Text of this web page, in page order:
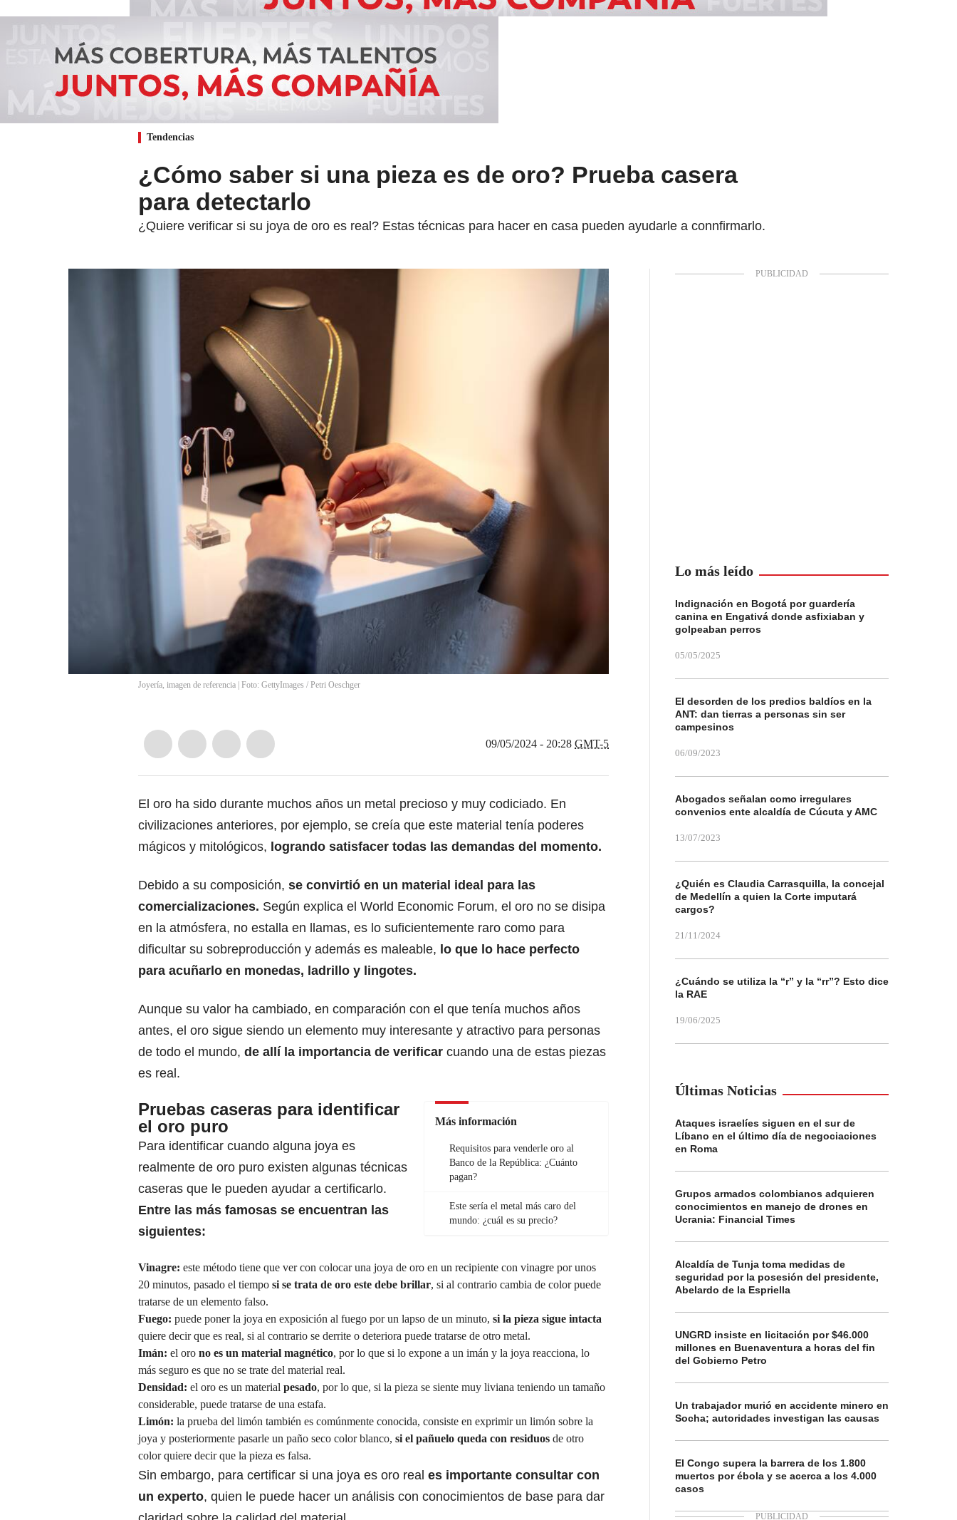
Tendencias
¿Cómo saber si una pieza es de oro? Prueba casera
para detectarlo
¿Quiere verificar si su joya de oro es real? Estas técnicas para hacer en casa pueden ayudarle a connfirmarlo.
Joyería, imagen de referencia | Foto: GettyImages / Petri Oeschger
09/05/2024 - 20:28 GMT-5
El oro ha sido durante muchos años un metal precioso y muy codiciado. En
civilizaciones anteriores, por ejemplo, se creía que este material tenía poderes
mágicos y mitológicos, logrando satisfacer todas las demandas del momento.
Debido a su composición, se convirtió en un material ideal para las
comercializaciones. Según explica el World Economic Forum, el oro no se disipa
en la atmósfera, no estalla en llamas, es lo suficientemente raro como para
dificultar su sobreproducción y además es maleable, lo que lo hace perfecto
para acuñarlo en monedas, ladrillo y lingotes.
Aunque su valor ha cambiado, en comparación con el que tenía muchos años
antes, el oro sigue siendo un elemento muy interesante y atractivo para personas
de todo el mundo, de allí la importancia de verificar cuando una de estas piezas
es real.
Más información
Requisitos para venderle oro al
Banco de la República: ¿Cuánto
pagan?
Este sería el metal más caro del
mundo: ¿cuál es su precio?
Pruebas caseras para identificar
el oro puro
Para identificar cuando alguna joya es
realmente de oro puro existen algunas técnicas
caseras que le pueden ayudar a certificarlo.
Entre las más famosas se encuentran las
siguientes:
Vinagre: este método tiene que ver con colocar una joya de oro en un recipiente con vinagre por unos
20 minutos, pasado el tiempo si se trata de oro este debe brillar, si al contrario cambia de color puede
tratarse de un elemento falso.
Fuego: puede poner la joya en exposición al fuego por un lapso de un minuto, si la pieza sigue intacta
quiere decir que es real, si al contrario se derrite o deteriora puede tratarse de otro metal.
Imán: el oro no es un material magnético, por lo que si lo expone a un imán y la joya reacciona, lo
más seguro es que no se trate del material real.
Densidad: el oro es un material pesado, por lo que, si la pieza se siente muy liviana teniendo un tamaño
considerable, puede tratarse de una estafa.
Limón: la prueba del limón también es comúnmente conocida, consiste en exprimir un limón sobre la
joya y posteriormente pasarle un paño seco color blanco, si el pañuelo queda con residuos de otro
color quiere decir que la pieza es falsa.
Sin embargo, para certificar si una joya es oro real es importante consultar con
un experto, quien le puede hacer un análisis con conocimientos de base para dar
Lo más leído
Indignación en Bogotá por guardería
canina en Engativá donde asfixiaban y
golpeaban perros
05/05/2025
El desorden de los predios baldíos en la
ANT: dan tierras a personas sin ser
campesinos
06/09/2023
Abogados señalan como irregulares
convenios ente alcaldía de Cúcuta y AMC
13/07/2023
¿Quién es Claudia Carrasquilla, la concejal
de Medellín a quien la Corte imputará
cargos?
21/11/2024
¿Cuándo se utiliza la “r” y la “rr”? Esto dice
la RAE
19/06/2025
Últimas Noticias
Ataques israelíes siguen en el sur de
Líbano en el último día de negociaciones
en Roma
Grupos armados colombianos adquieren
conocimientos en manejo de drones en
Ucrania: Financial Times
Alcaldía de Tunja toma medidas de
seguridad por la posesión del presidente,
Abelardo de la Espriella
UNGRD insiste en licitación por $46.000
millones en Buenaventura a horas del fin
del Gobierno Petro
Un trabajador murió en accidente minero en
Socha; autoridades investigan las causas
El Congo supera la barrera de los 1.800
muertos por ébola y se acerca a los 4.000
casos